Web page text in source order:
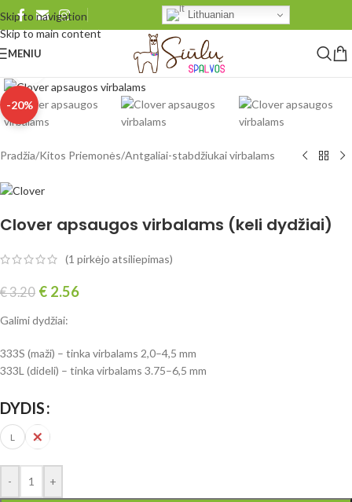
Skip to navigation
Skip to main content
Lithuanian
MENIU
-20%
Spustelėkite, norėdami padidinti
Pradžia/Kitos Priemonės/Antgaliai-stabdžiukai virbalams
Clover apsaugos virbalams (keli dydžiai)
(1 pirkėjo atsiliepimas)
€3.20 € 2.56
Galimi dydžiai:
333S (maži) – tinka virbalams 2,0–4,5 mm
333L (dideli) – tinka virbalams 3.75–6,5 mm
DYDIS
L S
- +